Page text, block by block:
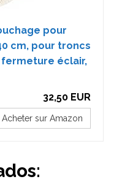
pour
cm, pour troncs
fermeture éclair,
32,50 EUR
Acheter sur Amazon